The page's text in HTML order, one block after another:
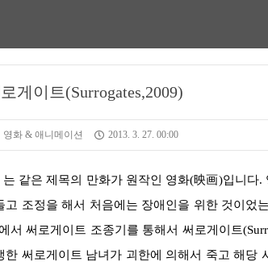
게이트(Surrogates,2009)
영화 & 애니메이션 2013. 3. 27. 00:00
조정을 해서 처음에는 장애인을 위한 것이었
서 써로게이트 조종기를 통해서 써로게이트
써로게이트 남녀가 괴한에 의해서 죽고 해당